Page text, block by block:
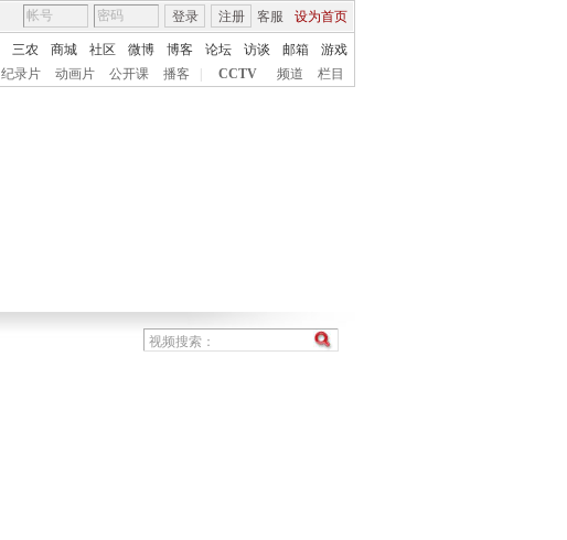
客服 设为首页
登录 注册
三农 商城 社区 微博 博客 论坛 访谈 邮箱
游戏
纪录片 动画片 公开课 播客 CCTV 频道 栏目